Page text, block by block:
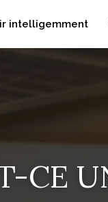
intelligemment
CE